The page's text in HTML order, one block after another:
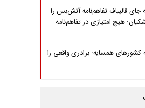
جای قالیباف تفاهم‌نامه آتش‌بس را
هیچ امتیازی در تفاهم‌نامه
کشورهای همسایه: برادری واقعی را